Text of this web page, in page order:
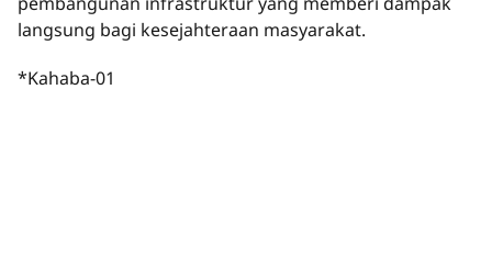
langsung bagi kesejahteraan masyarakat.
*Kahaba-01